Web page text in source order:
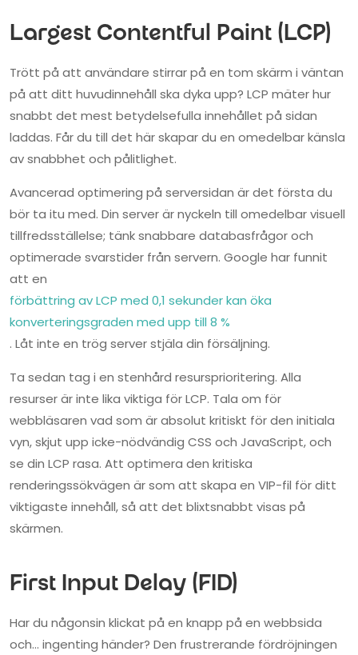
Largest Contentful Paint (LCP)
Trött på att användare stirrar på en tom skärm i väntan
på att ditt huvudinnehåll ska dyka upp? LCP mäter hur
snabbt det mest betydelsefulla innehållet på sidan
laddas. Får du till det här skapar du en omedelbar känsla
av snabbhet och pålitlighet.
Avancerad optimering på serversidan är det första du
bör ta itu med. Din server är nyckeln till omedelbar visuell
tillfredsställelse; tänk snabbare databasfrågor och
optimerade svarstider från servern. Google har funnit
att en
förbättring av LCP med 0,1 sekunder kan öka
konverteringsgraden med upp till 8 %
. Låt inte en trög server stjäla din försäljning.
Ta sedan tag i en stenhård resursprioritering. Alla
resurser är inte lika viktiga för LCP. Tala om för
webbläsaren vad som är absolut kritiskt för den initiala
vyn, skjut upp icke-nödvändig CSS och JavaScript, och
se din LCP rasa. Att optimera den kritiska
renderingssökvägen är som att skapa en VIP-fil för ditt
viktigaste innehåll, så att det blixtsnabbt visas på
skärmen.
First Input Delay (FID)
Har du någonsin klickat på en knapp på en webbsida
och... ingenting händer? Den frustrerande fördröjningen